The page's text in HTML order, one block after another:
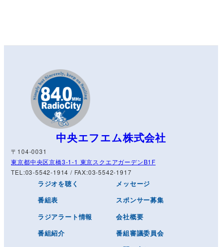
中央エフエム株式会社
〒104-0031
東京都中央区京橋3-1-1 東京スクエアガーデンB1F
TEL:03-5542-1914 / FAX:03-5542-1917
ラジオを聴く
番組表
ラジアラート情報
番組紹介
メッセージ
スポンサー募集
会社概要
番組審議委員会